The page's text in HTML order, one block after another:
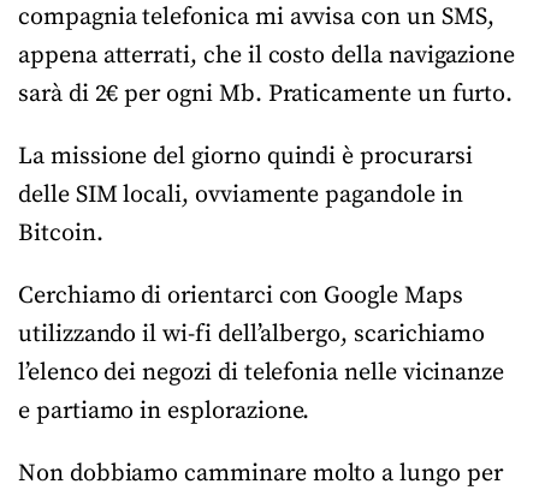
compagnia telefonica mi avvisa con un SMS,
appena atterrati, che il costo della navigazione
sarà di 2€ per ogni Mb. Praticamente un furto.
La missione del giorno quindi è procurarsi
delle SIM locali, ovviamente pagandole in
Bitcoin.
Cerchiamo di orientarci con Google Maps
utilizzando il wi-fi dell’albergo, scarichiamo
l’elenco dei negozi di telefonia nelle vicinanze
e partiamo in esplorazione.
Non dobbiamo camminare molto a lungo per